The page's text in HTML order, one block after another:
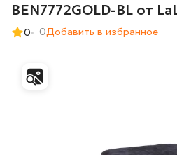
BEN7772GOLD-BL от
0 0Добавить в избранное